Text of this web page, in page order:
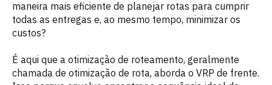
maneira mais eficiente de planejar rotas para cumprir
todas as entregas e, ao mesmo tempo, minimizar os
custos?
É aqui que a otimização de roteamento, geralmente
chamada de otimização de rota, aborda o VRP de frente.